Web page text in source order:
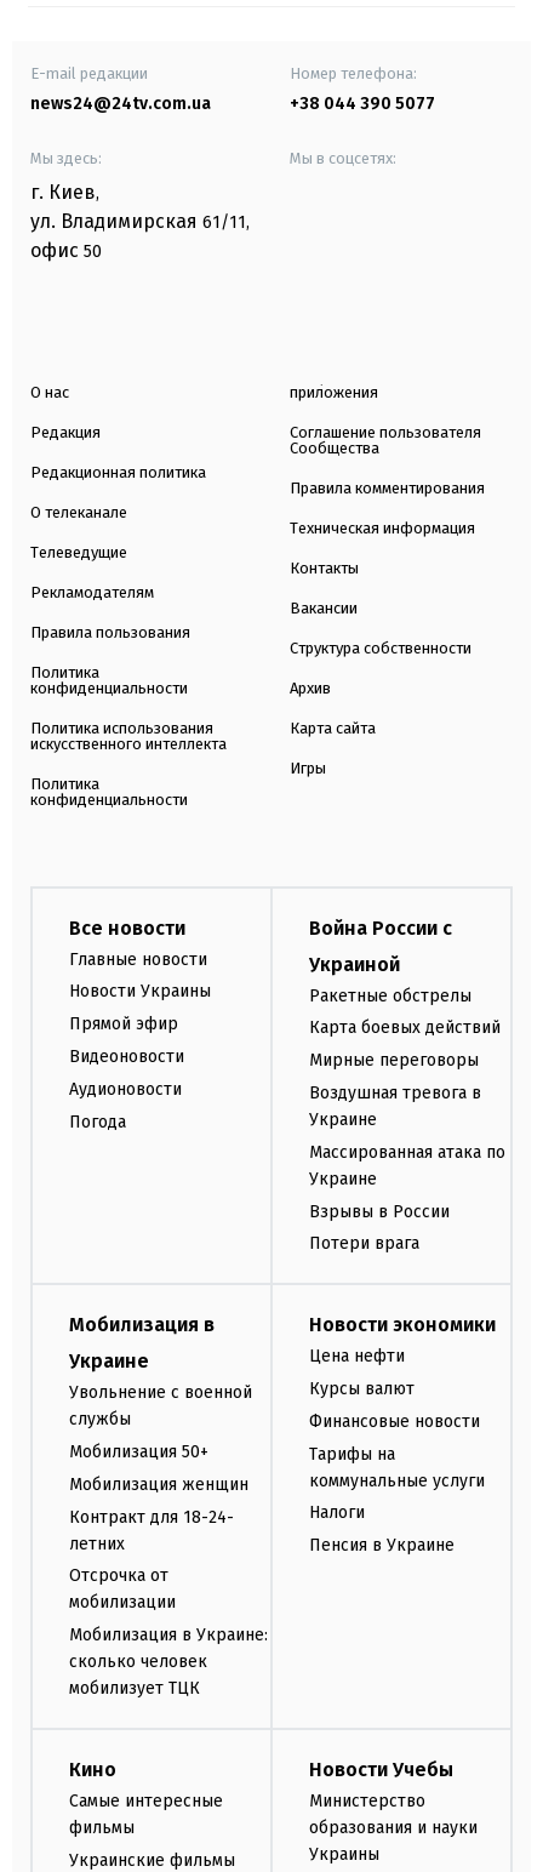
E-mail редакции
news24@24tv.com.ua
Номер телефона:
+38 044 390 5077
Мы здесь:
г. Киев,
ул. Владимирская 61/11,
офис 50
Мы в соцсетях:
О нас
Редакция
Редакционная политика
О телеканале
Телеведущие
Рекламодателям
Правила пользования
Политика
конфиденциальности
Политика использования
искусственного интеллекта
Политика
конфиденциальности
приложения
Соглашение пользователя
Сообщества
Правила комментирования
Техническая информация
Контакты
Вакансии
Структура собственности
Архив
Карта сайта
Игры
Все новости
Главные новости
Новости Украины
Прямой эфир
Видеоновости
Аудионовости
Погода
Война России с
Украиной
Ракетные обстрелы
Карта боевых действий
Мирные переговоры
Воздушная тревога в
Украине
Массированная атака по
Украине
Взрывы в России
Потери врага
Мобилизация в
Украине
Увольнение с военной
службы
Мобилизация 50+
Мобилизация женщин
Контракт для 18-24-
летних
Отсрочка от
мобилизации
Мобилизация в Украине:
сколько человек
мобилизует ТЦК
Новости экономики
Цена нефти
Курсы валют
Финансовые новости
Тарифы на
коммунальные услуги
Налоги
Пенсия в Украине
Кино
Самые интересные
фильмы
Украинские фильмы
Новости Учебы
Министерство
образования и науки
Украины